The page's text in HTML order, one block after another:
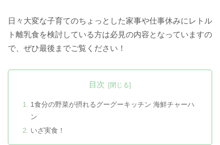
日々大変な子育てのちょっとした家事や仕事休みにレトル
ト離乳食を検討している方は必見の内容となっていますの
で、ぜひ最後までご覧ください！
目次
1食分の野菜が摂れるグーグーキッチン 海鮮チャーハ
ン
いざ実食！